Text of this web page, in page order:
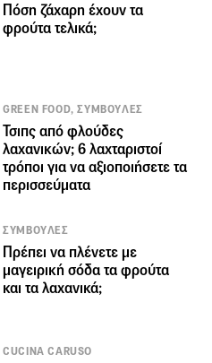
Πόση ζάχαρη έχουν τα
φρούτα τελικά;
GREEN FOOD, ΣΥΜΒΟΥΛΕΣ
Τσιπς από φλούδες
λαχανικών; 6 λαχταριστοί
τρόποι για να αξιοποιήσετε τα
περισσεύματα
ΣΥΜΒΟΥΛΕΣ
Πρέπει να πλένετε με
μαγειρική σόδα τα φρούτα
και τα λαχανικά;
CUCINA CARUSO